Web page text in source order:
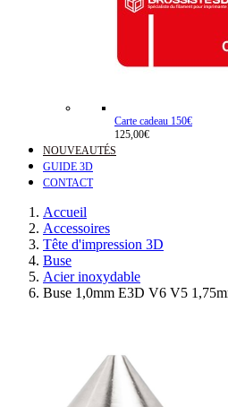
Carte cadeau 150€
125,00€
NOUVEAUTÉS
GUIDE 3D
CONTACT
Accueil
Accessoires
Tête d'impression 3D
Buse
Acier inoxydable
Buse 1,0mm E3D V6 V5